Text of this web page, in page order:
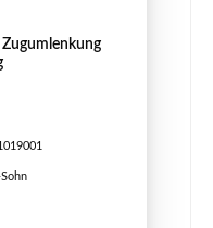
Sohn